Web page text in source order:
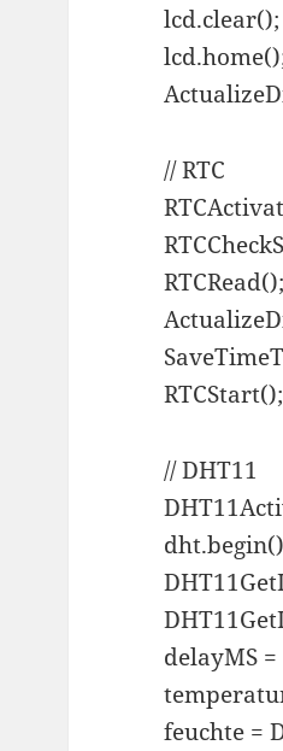
// RTC
// DHT11
delayMS
feuchte =